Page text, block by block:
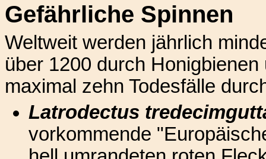
Gefährliche Spinnen
Weltweit werden jährlich
über 1200 durch
maximal zehn Todesfälle
Latrodectus
vorkommende